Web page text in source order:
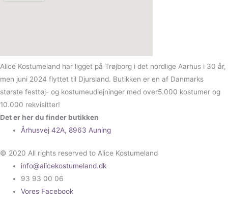
Alice Kostumeland har ligget på Trøjborg i det nordlige Aarhus i 30 år,
men juni 2024 flyttet til Djursland. Butikken er en af Danmarks
største festtøj- og kostumeudlejninger med over5.000 kostumer og
10.000 rekvisitter!
Det er her du finder butikken
Århusvej 42A, 8963 Auning
© 2020 All rights reserved to Alice Kostumeland
info@alicekostumeland.dk
93 93 00 06
Vores Facebook